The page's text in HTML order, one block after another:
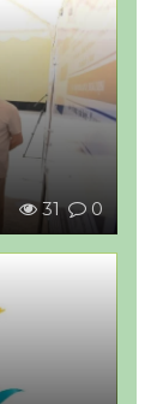
31 0